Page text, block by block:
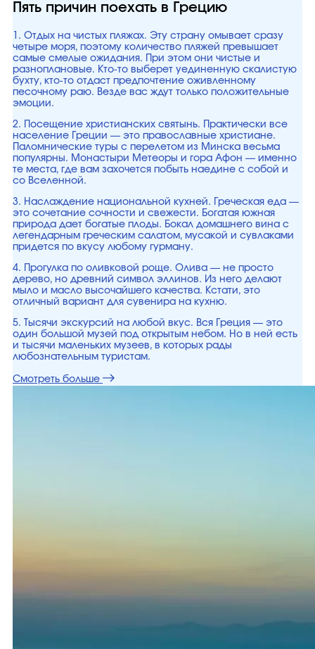
Пять причин поехать в Грецию
1. Отдых на чистых пляжах. Эту страну омывает сразу
четыре моря, поэтому количество пляжей превышает
самые смелые ожидания. При этом они чистые и
разноплановые. Кто-то выберет уединенную скалистую
бухту, кто-то отдаст предпочтение оживленному
песочному раю. Везде вас ждут только положительные
эмоции.
2. Посещение христианских святынь. Практически все
население Греции — это православные христиане.
Паломнические туры с перелетом из Минска весьма
популярны. Монастыри Метеоры и гора Афон — именно
те места, где вам захочется побыть наедине с собой и
со Вселенной.
3. Наслаждение национальной кухней. Греческая еда —
это сочетание сочности и свежести. Богатая южная
природа дает богатые плоды. Бокал домашнего вина с
легендарным греческим салатом, мусакой и сувлаками
придется по вкусу любому гурману.
4. Прогулка по оливковой роще. Олива — не просто
дерево, но древний символ эллинов. Из него делают
мыло и масло высочайшего качества. Кстати, это
отличный вариант для сувенира на кухню.
5. Тысячи экскурсий на любой вкус. Вся Греция — это
один большой музей под открытым небом. Но в ней есть
и тысячи маленьких музеев, в которых рады
любознательным туристам.
Смотреть больше